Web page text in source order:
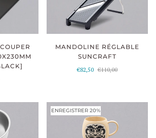
MANDOLINE RÉGLABLE
SUNCRAFT
€82,50 €110,00
ENREGISTRER 20%